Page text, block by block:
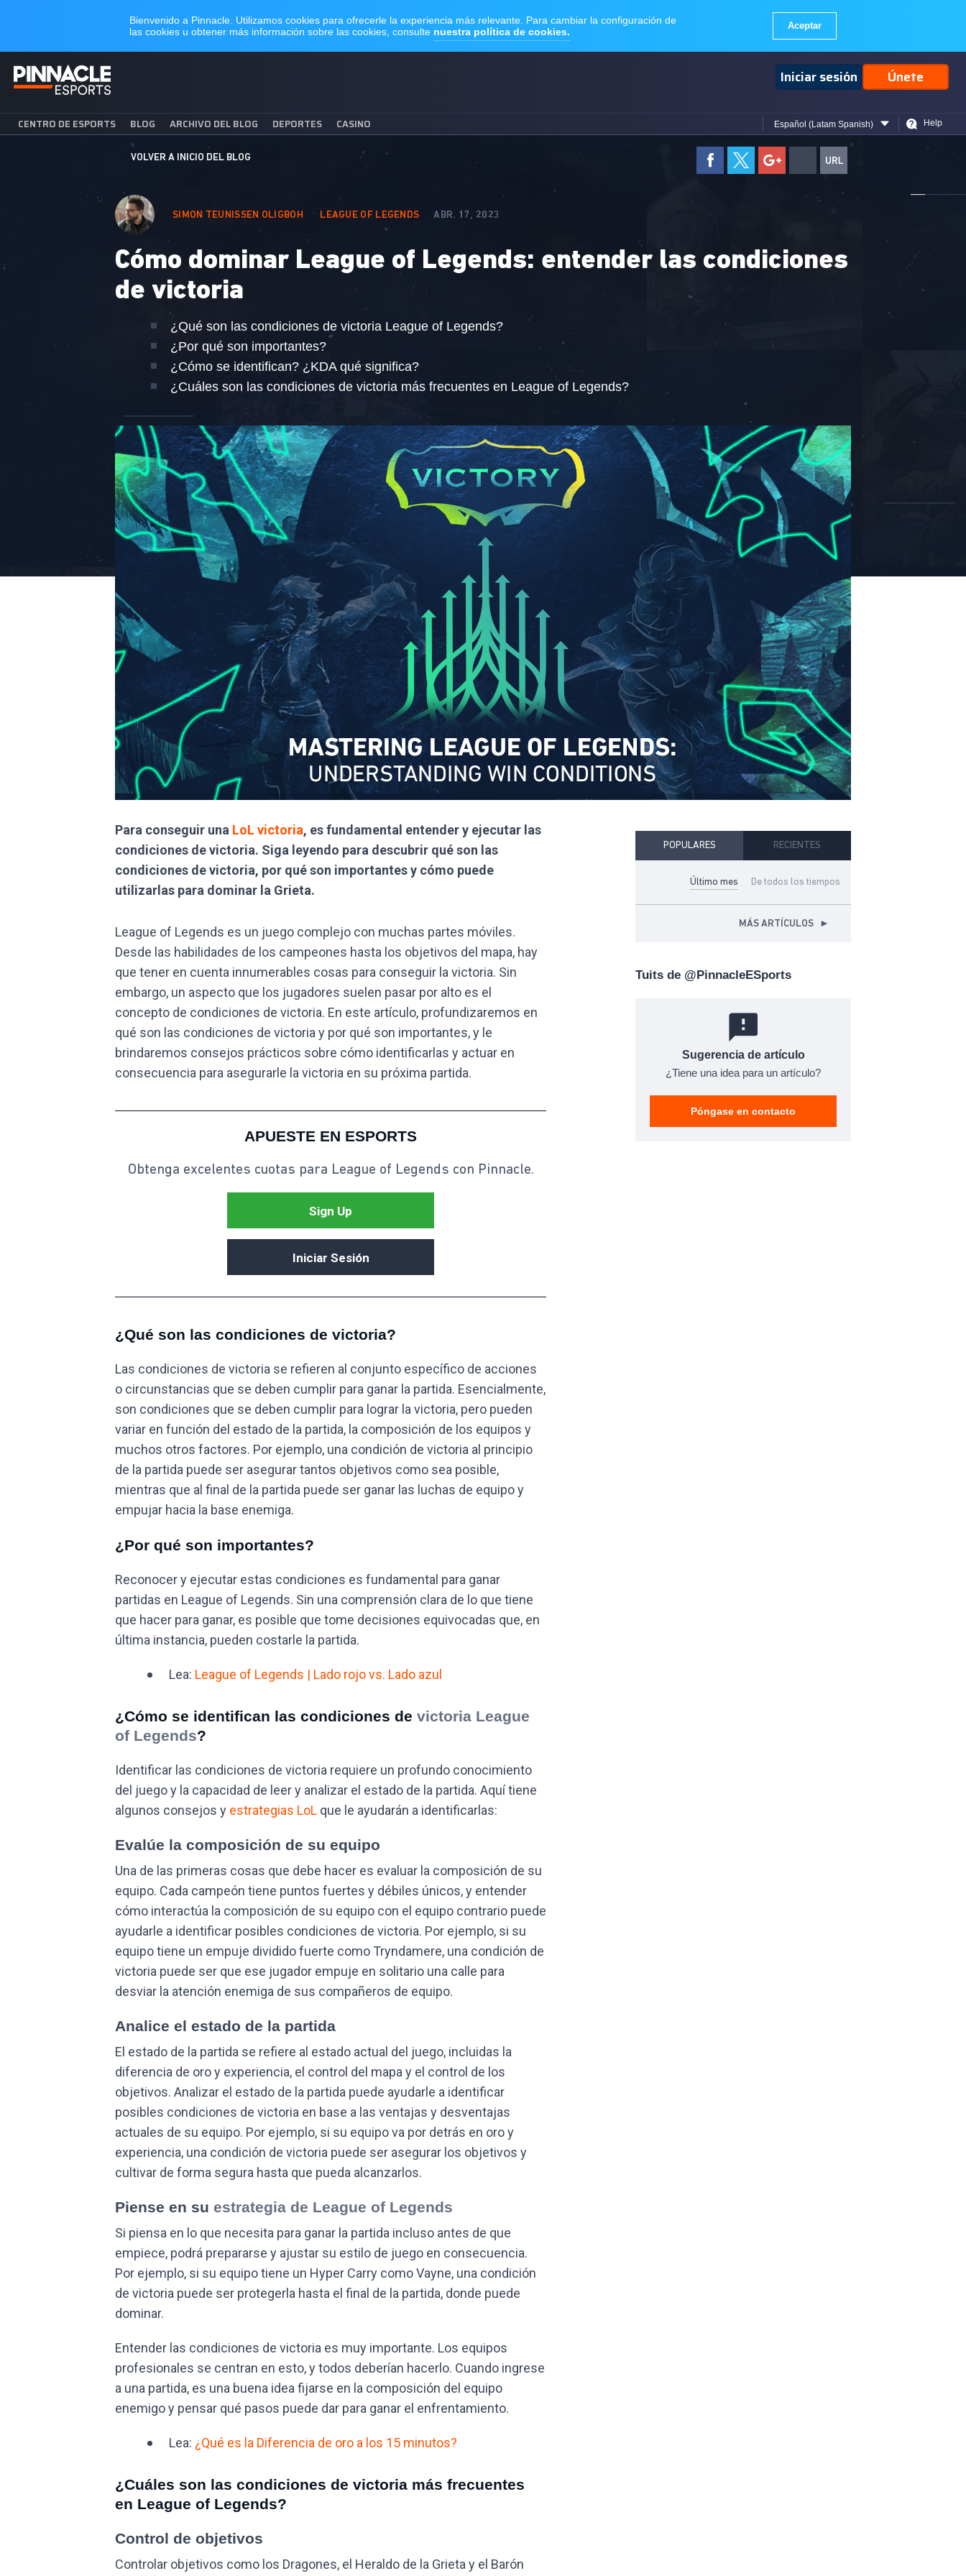
Iniciar sesión Únete
CENTRO DE ESPORTS BLOG ARCHIVO DEL BLOG DEPORTES CASINO Español (Latam Spanish) Help
VOLVER A INICIO DEL BLOG
SIMON TEUNISSEN OLIGBOH LEAGUE OF LEGENDS ABR. 17, 2023
Cómo dominar League of Legends: entender las condiciones
de victoria
¿Qué son las condiciones de victoria League of Legends?
¿Por qué son importantes?
¿Cómo se identifican? ¿KDA qué significa?
¿Cuáles son las condiciones de victoria más frecuentes en League of Legends?
POPULARES RECIENTES
Último mes De todos los tiempos
MÁS ARTÍCULOS ►
Tuits de @PinnacleESports
Sugerencia de artículo
¿Tiene una idea para un artículo?
Póngase en contacto
Para conseguir una LoL victoria, es fundamental entender y ejecutar las
condiciones de victoria. Siga leyendo para descubrir qué son las
condiciones de victoria, por qué son importantes y cómo puede
utilizarlas para dominar la Grieta.
League of Legends es un juego complejo con muchas partes móviles.
Desde las habilidades de los campeones hasta los objetivos del mapa, hay
que tener en cuenta innumerables cosas para conseguir la victoria. Sin
embargo, un aspecto que los jugadores suelen pasar por alto es el
concepto de condiciones de victoria. En este artículo, profundizaremos en
qué son las condiciones de victoria y por qué son importantes, y le
brindaremos consejos prácticos sobre cómo identificarlas y actuar en
consecuencia para asegurarle la victoria en su próxima partida.
APUESTE EN ESPORTS
Obtenga excelentes cuotas para League of Legends con Pinnacle.
Sign Up
Iniciar Sesión
¿Qué son las condiciones de victoria?
Las condiciones de victoria se refieren al conjunto específico de acciones
o circunstancias que se deben cumplir para ganar la partida. Esencialmente,
son condiciones que se deben cumplir para lograr la victoria, pero pueden
variar en función del estado de la partida, la composición de los equipos y
muchos otros factores. Por ejemplo, una condición de victoria al principio
de la partida puede ser asegurar tantos objetivos como sea posible,
mientras que al final de la partida puede ser ganar las luchas de equipo y
empujar hacia la base enemiga.
¿Por qué son importantes?
Reconocer y ejecutar estas condiciones es fundamental para ganar
partidas en League of Legends. Sin una comprensión clara de lo que tiene
que hacer para ganar, es posible que tome decisiones equivocadas que, en
última instancia, pueden costarle la partida.
Lea: League of Legends | Lado rojo vs. Lado azul
¿Cómo se identifican las condiciones de victoria League
of Legends?
Identificar las condiciones de victoria requiere un profundo conocimiento
del juego y la capacidad de leer y analizar el estado de la partida. Aquí tiene
algunos consejos y estrategias LoL que le ayudarán a identificarlas:
Evalúe la composición de su equipo
Una de las primeras cosas que debe hacer es evaluar la composición de su
equipo. Cada campeón tiene puntos fuertes y débiles únicos, y entender
cómo interactúa la composición de su equipo con el equipo contrario puede
ayudarle a identificar posibles condiciones de victoria. Por ejemplo, si su
equipo tiene un empuje dividido fuerte como Tryndamere, una condición de
victoria puede ser que ese jugador empuje en solitario una calle para
desviar la atención enemiga de sus compañeros de equipo.
Analice el estado de la partida
El estado de la partida se refiere al estado actual del juego, incluidas la
diferencia de oro y experiencia, el control del mapa y el control de los
objetivos. Analizar el estado de la partida puede ayudarle a identificar
posibles condiciones de victoria en base a las ventajas y desventajas
actuales de su equipo. Por ejemplo, si su equipo va por detrás en oro y
experiencia, una condición de victoria puede ser asegurar los objetivos y
cultivar de forma segura hasta que pueda alcanzarlos.
Piense en su estrategia de League of Legends
Si piensa en lo que necesita para ganar la partida incluso antes de que
empiece, podrá prepararse y ajustar su estilo de juego en consecuencia.
Por ejemplo, si su equipo tiene un Hyper Carry como Vayne, una condición
de victoria puede ser protegerla hasta el final de la partida, donde puede
dominar.
Entender las condiciones de victoria es muy importante. Los equipos
profesionales se centran en esto, y todos deberían hacerlo. Cuando ingrese
a una partida, es una buena idea fijarse en la composición del equipo
enemigo y pensar qué pasos puede dar para ganar el enfrentamiento.
Lea: ¿Qué es la Diferencia de oro a los 15 minutos?
¿Cuáles son las condiciones de victoria más frecuentes
en League of Legends?
Control de objetivos
Controlar objetivos como los Dragones, el Heraldo de la Grieta y el Barón